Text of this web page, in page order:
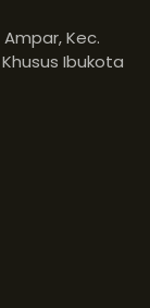
Ampar, Kec.
Ibukota